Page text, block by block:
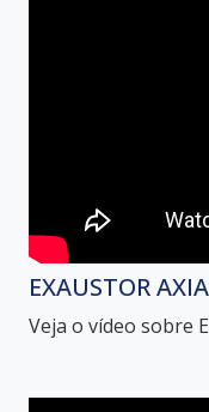
EXAUSTOR
Veja o vídeo sobre